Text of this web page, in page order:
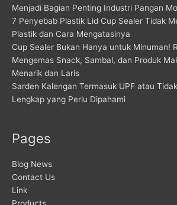
Menjadi Bagian Penting Industri Pangan
7 Penyebab Plastik Lid Cup Sealer Tidak
Plastik dan Cara Mengatasinya
Cup Sealer Bukan Hanya untuk Minuman!
Mengemas Snack, Sambal, dan Produk
Menarik dan Laris
Sarden Kalengan Termasuk UPF atau
Lengkap yang Perlu Dipahami
Pages
Blog News
Contact Us
Link
Products